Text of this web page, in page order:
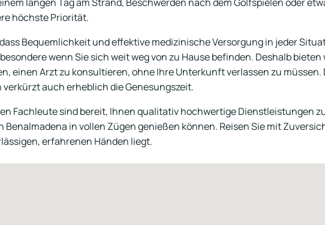
höchste Priorität.
Bequemlichkeit und effektive medizinische Versorgung in jeder
wenn Sie sich weit weg von zu Hause befinden. Deshalb
einen Arzt zu konsultieren, ohne Ihre Unterkunft verlassen zu
auch erheblich die Genesungszeit.
Fachleute sind bereit, Ihnen qualitativ hochwertige Dienstleistungen
Benalmadena in vollen Zügen genießen können. Reisen Sie mit
erfahrenen Händen liegt.